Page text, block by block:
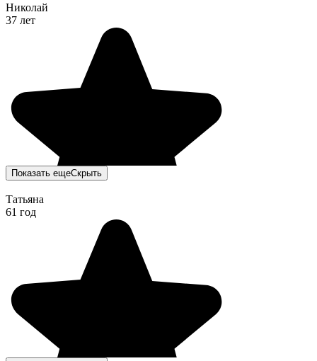
Николай
37 лет
Показать ещеСкрыть
Татьяна
61 год